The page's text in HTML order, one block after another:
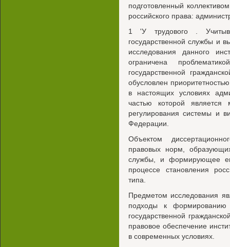
подготовленный
российского права:
1 'У трудового .
государственной службы и
исследования данного
ограничена
государственной
обусловлен
в настоящих условиях
частью которой является
регулирования системы и
Федерации.
Объектом
правовых норм,
службы, и формирующее
процессе становления
типа.
Предметом исследования
подходы к формированию
государственной
правовое обеспечение
в современных условиях.